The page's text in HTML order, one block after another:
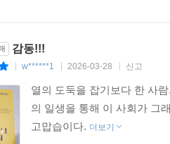
감동!!!
w******1 2026-03-28 신고
열의 도둑을 잡기보다 한 사
의 일생을 통해 이 사회가 그
고맙습이다. 더보기